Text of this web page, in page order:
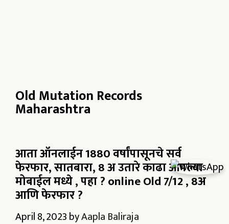
Old Mutation Records
Maharashtra
आता ऑनलाईन 1880 वर्षांपासूनचे सर्व
फेरफार, सातबारा, 8 अ उतारे काढा आपल्या
मोबाईल मध्ये , पहा ? online Old 7/12 , 8अ
आणि फेरफार ?
April 8, 2023byAapla Baliraja